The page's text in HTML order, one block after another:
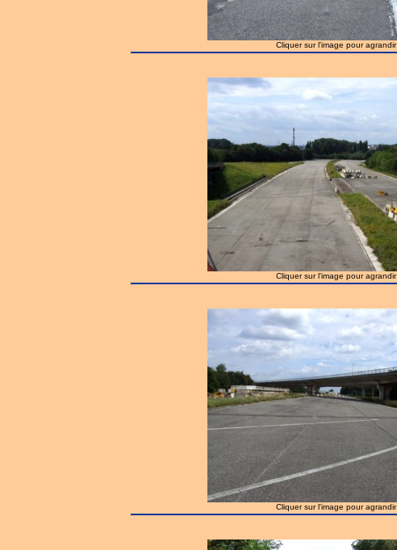
Cliquer sur l'image pour agrandir
Cliquer sur l'image pour agrandir
Cliquer sur l'image pour agrandir